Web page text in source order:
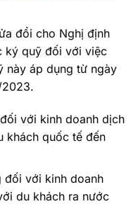
đổi cho Nghị định
ký quỹ đối với việc
này áp dụng từ ngày
2023.
với kinh doanh dịch
khách quốc tế đến
đối với kinh doanh
du khách ra nước